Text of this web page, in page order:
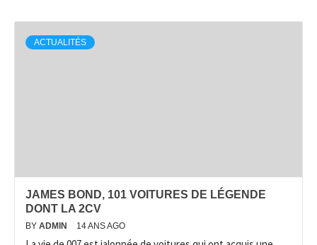
ACTUALITÉS
JAMES BOND, 101 VOITURES DE LÉGENDE
DONT LA 2CV
BY ADMIN 14 ANS AGO